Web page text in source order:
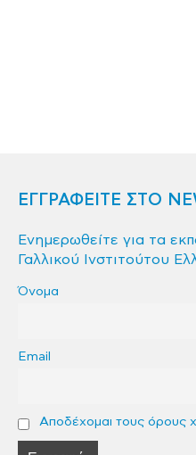
ΕΓΓΡΑΦΕΙΤΕ ΣΤΟ
Ενημερωθείτε για τα
Γαλλικού Ινστιτούτου
Όνομα
Email
Αποδέχομαι τους όρους